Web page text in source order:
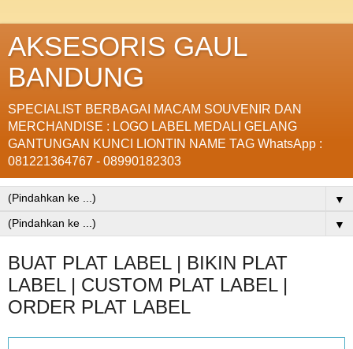
AKSESORIS GAUL
BANDUNG
SPECIALIST BERBAGAI MACAM SOUVENIR DAN
MERCHANDISE : LOGO LABEL MEDALI GELANG
GANTUNGAN KUNCI LIONTIN NAME TAG WhatsApp :
081221364767 - 08990182303
▼
▼
BUAT PLAT LABEL | BIKIN PLAT
LABEL | CUSTOM PLAT LABEL |
ORDER PLAT LABEL